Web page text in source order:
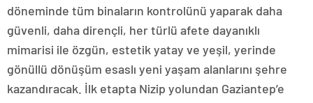
döneminde tüm binaların kontrolünü yaparak daha
güvenli, daha dirençli, her türlü afete dayanıklı
mimarisi ile özgün, estetik yatay ve yeşil, yerinde
gönüllü dönüşüm esaslı yeni yaşam alanlarını şehre
kazandıracak. İlk etapta Nizip yolundan Gaziantep’e